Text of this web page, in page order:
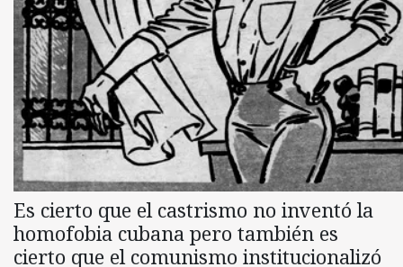
Es cierto que el castrismo no inventó la
homofobia cubana pero también es
cierto que el comunismo institucionalizó